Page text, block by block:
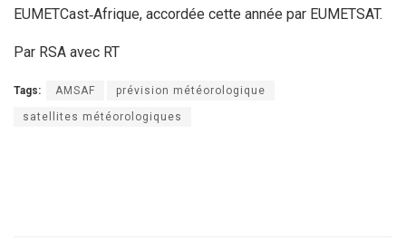
EUMETCast‑Afrique, accordée cette année par EUMETSAT.
Par RSA avec RT
Tags: AMSAF prévision météorologique
satellites météorologiques